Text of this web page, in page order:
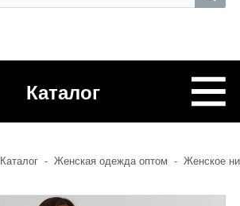
Каталог
Каталог - Женская одежда оптом - Женское